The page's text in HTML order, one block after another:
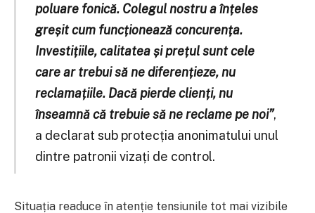
poluare fonică. Colegul nostru a înțeles
greșit cum funcționează concurența.
Investițiile, calitatea și prețul sunt cele
care ar trebui să ne diferențieze, nu
reclamațiile. Dacă pierde clienți, nu
înseamnă că trebuie să ne reclame pe noi”,
a declarat sub protecția anonimatului unul
dintre patronii vizați de control.
Situația readuce în atenție tensiunile tot mai vizibile